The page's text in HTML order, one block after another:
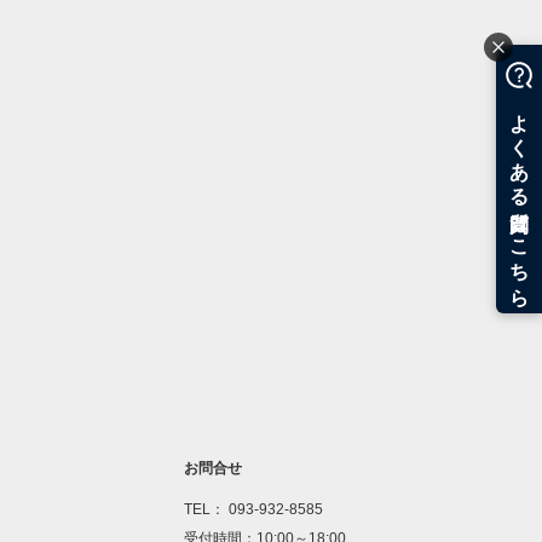
お問合せ
TEL： 093-932-8585
受付時間：10:00～18:00